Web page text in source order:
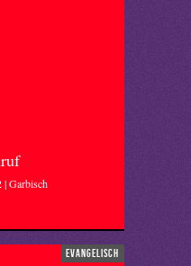
Garbisch
evangelisch